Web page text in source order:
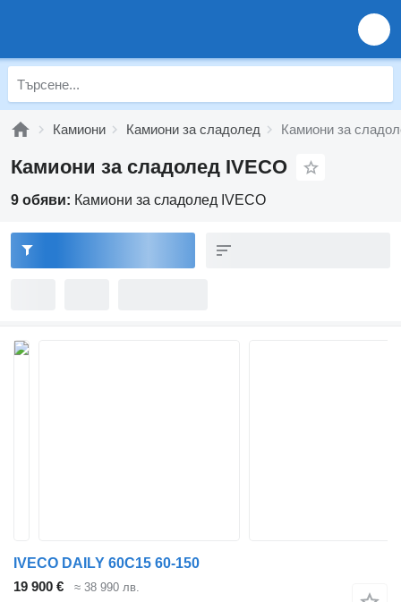
Камиони Камиони за сладолед Камиони за
Камиони за сладолед IVECO
9 обяви: Камиони за сладолед IVECO
IVECO DAILY 60C15 60-150
19 900 €
≈ 38 990 лв.